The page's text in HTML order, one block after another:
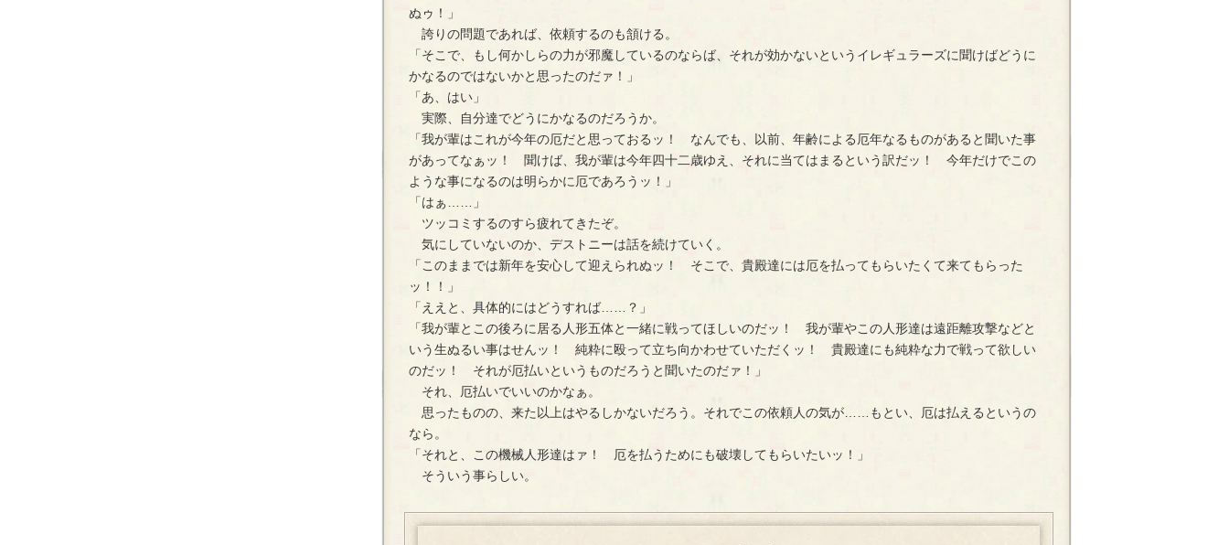
ぬゥ！」
誇りの問題であれば、依頼するのも頷ける。
「そこで、もし何かしらの力が邪魔しているのならば、それが効かないというイレギュラーズに聞けばどうに
かなるのではないかと思ったのだァ！」
「あ、はい」
実際、自分達でどうにかなるのだろうか。
「我が輩はこれが今年の厄だと思っておるッ！ なんでも、以前、年齢による厄年なるものがあると聞いた事
があってなぁッ！ 聞けば、我が輩は今年四十二歳ゆえ、それに当てはまるという訳だッ！ 今年だけでこの
ような事になるのは明らかに厄であろうッ！」
「はぁ……」
ツッコミするのすら疲れてきたぞ。
気にしていないのか、デストニーは話を続けていく。
「このままでは新年を安心して迎えられぬッ！ そこで、貴殿達には厄を払ってもらいたくて来てもらった
ッ！！」
「ええと、具体的にはどうすれば……？」
「我が輩とこの後ろに居る人形五体と一緒に戦ってほしいのだッ！ 我が輩やこの人形達は遠距離攻撃などと
いう生ぬるい事はせんッ！ 純粋に殴って立ち向かわせていただくッ！ 貴殿達にも純粋な力で戦って欲しい
のだッ！ それが厄払いというものだろうと聞いたのだァ！」
それ、厄払いでいいのかなぁ。
思ったものの、来た以上はやるしかないだろう。それでこの依頼人の気が……もとい、厄は払えるというの
なら。
「それと、この機械人形達はァ！ 厄を払うためにも破壊してもらいたいッ！」
そういう事らしい。